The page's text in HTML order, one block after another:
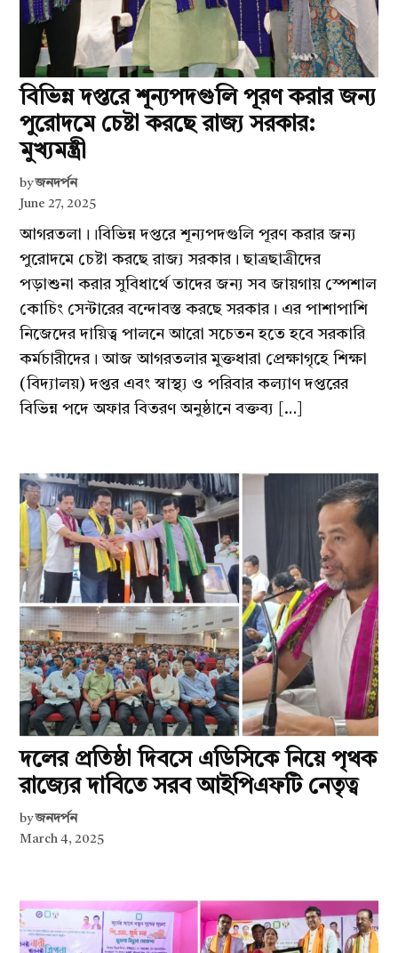
বিভিন্ন দপ্তরে শূন্যপদগুলি পূরণ করার জন্য
পুরোদমে চেষ্টা করছে রাজ্য সরকার:
মুখ্যমন্ত্রী
by জনদর্পন
June 27, 2025
আগরতলা।।বিভিন্ন দপ্তরে শূন্যপদগুলি পূরণ করার জন্য
পুরোদমে চেষ্টা করছে রাজ্য সরকার। ছাত্রছাত্রীদের
পড়াশুনা করার সুবিধার্থে তাদের জন্য সব জায়গায় স্পেশাল
কোচিং সেন্টারের বন্দোবস্ত করছে সরকার। এর পাশাপাশি
নিজেদের দায়িত্ব পালনে আরো সচেতন হতে হবে সরকারি
কর্মচারীদের। আজ আগরতলার মুক্তধারা প্রেক্ষাগৃহে শিক্ষা
(বিদ্যালয়) দপ্তর এবং স্বাস্থ্য ও পরিবার কল্যাণ দপ্তরের
বিভিন্ন পদে অফার বিতরণ অনুষ্ঠানে বক্তব্য […]
দলের প্রতিষ্ঠা দিবসে এডিসিকে নিয়ে পৃথক
রাজ্যের দাবিতে সরব আইপিএফটি নেতৃত্ব
by জনদর্পন
March 4, 2025